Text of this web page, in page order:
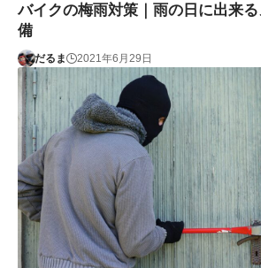
バイクの梅雨対策｜雨の日に出来
備
だるま 2021年6月29日